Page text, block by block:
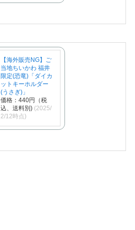
【海外販売NG】ご
当地ちいかわ 福井
限定(恐竜)「ダイカ
ットキーホルダー
(うさぎ)」
価格：440円（税
込、送料別) (2025/
2/12時点)